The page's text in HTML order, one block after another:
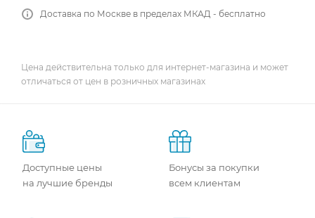
Доставка по Москве в пределах МКАД - бесплатно
Цена действительна только для интернет-магазина и может
отличаться от цен в розничных магазинах
Доступные цены
на лучшие бренды
Бонусы за покупки
всем клиентам